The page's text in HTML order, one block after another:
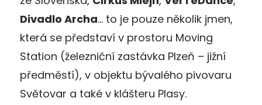
Divadlo Archa… to je pouze několik jmen,
která se představí v prostoru Moving
Station (železniční zastávka Plzeň – jižní
předměstí), v objektu bývalého pivovaru
Světovar a také v klášteru Plasy.